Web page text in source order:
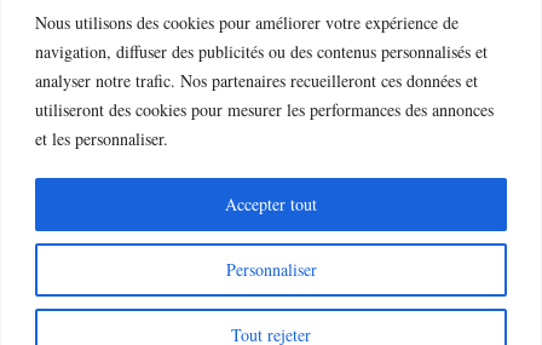
Nous utilisons des cookies pour améliorer votre expérience de
navigation, diffuser des publicités ou des contenus personnalisés et
analyser notre trafic. Nos partenaires recueilleront ces données et
utiliseront des cookies pour mesurer les performances des annonces
et les personnaliser.
Personnaliser
Tout rejeter
Accepter tout
bronchiolite bébé cadeau chaleur chambre chocolat
coiffure crèche dents de lait droits enfant enfants esthétique
gateau grossesse grossesse géméllaire jouet
jumeaux
naissance nounou Noël petite enfance
voyage école